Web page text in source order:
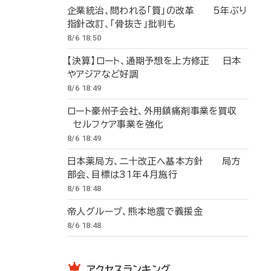
企業統治、問われる「質」の改革 5年ぶり
指針改訂、「骨抜き」批判も
8/6 18:50
【決算】ロート、通期予想を上方修正 日本
やアジアなど好調
8/6 18:49
ロート豪州子会社、外用鎮痛剤事業を買収
セルフケア事業を強化
8/6 18:49
日本薬局方、二十改正へ基本方針 局方
部会、目標は31年4月施行
8/6 18:48
帝人グループ、熊本地震で義援金
8/6 18:48